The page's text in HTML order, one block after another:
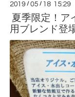
2019 /05 / 18 15:29
夏季限定！ア
用ブレンド登